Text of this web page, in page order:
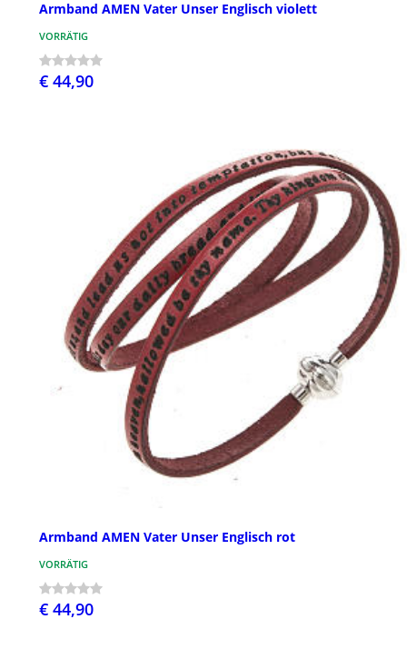
Armband AMEN Vater Unser Englisch violett
VORRÄTIG
€ 44,90
Armband AMEN Vater Unser Englisch rot
VORRÄTIG
€ 44,90